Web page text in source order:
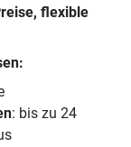
flexible
: bis zu 24